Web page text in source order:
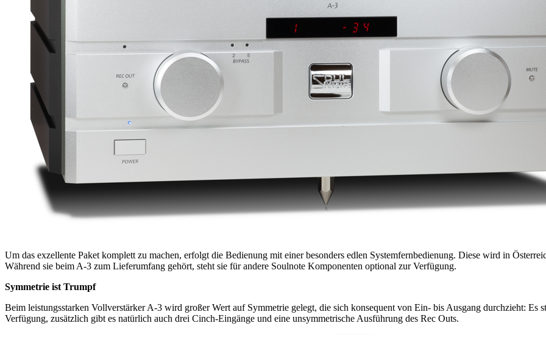
Um das exzellente Paket komplett zu machen, erfolgt die Bedienung mit einer besonders edlen Systemfernbedienung. Diese wird in
Während sie beim A-3 zum Lieferumfang gehört, steht sie für andere Soulnote Komponenten optional zur Verfügung.
Symmetrie ist Trumpf
Beim leistungsstarken Vollverstärker A-3 wird großer Wert auf Symmetrie gelegt, die sich konsequent von Ein- bis Ausgang durchzieht: Es
Verfügung, zusätzlich gibt es natürlich auch drei Cinch-Eingänge und eine unsymmetrische Ausführung des Rec Outs.